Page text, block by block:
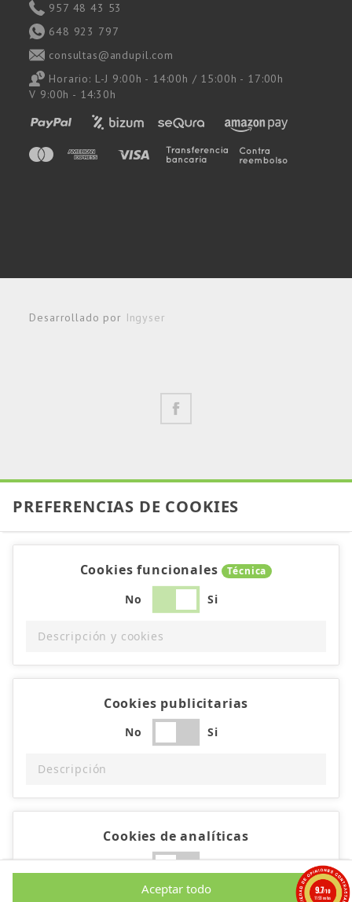
957 48 43 53
648 923 797
consultas@andupil.com
Horario: L-J 9:00h - 14:00h / 15:00h - 17:00h
V 9:00h - 14:30h
Desarrollado por Ingyser
PREFERENCIAS DE COOKIES
Cookies funcionales Técnica
No Si
Descripción y cookies
Cookies publicitarias
No Si
Descripción
Cookies de analíticas
No Si
Aceptar todo 9.7/10
1193 notas